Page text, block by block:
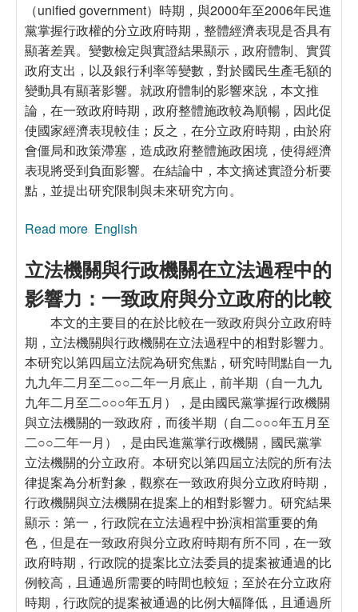
（unified government）時期，與2000年至2006年民進
黨掌握行政權的分立政府時期，整體經濟表現是否具有
顯著差異。變數檢定與實證結果顯示，政府體制、實質
政府支出，以及銀行利率等變數，對於國民生產毛額的
變動具有顯著影響。就政府體制的影響來說，本文推
論，在一致政府時期，政府整體施政較為順暢，因此促
使國家經濟表現較佳；反之，在分立政府時期，由於府
會僵局和政策滯塞，造成政府整體施政困境，使得經濟
表現將受到負面影響。在結論中，本文摘述實證分析要
點，並提出研究限制與未來研究方向。
Read more about 分立政府與經濟表現：1992年至2006年
English
立法機關與行政機關在立法過程中的
影響力：一致政府與分立政府的比較
本文的主要目的在於比較在一致政府與分立政府時
期，立法機關與行政機關在立法過程中的相對影響力。
本研究以第四屆立法院為研究焦點，研究時間點自一九
九九年二月至二○○二年一月底止，前半期（自一九九
九年二月至二○○○年五月），是由國民黨掌握行政機關
與立法機關的一致政府，而後半期（自二○○○年五月至
二○○二年一月），是由民進黨掌行政機關，國民黨掌
立法機關的分立政府。本研究以第四屆立法院的所有法
律提案為分析對象，觀察在一致政府與分立政府時期，
行政機關與立法機關在提案上的相對影響力。研究結果
顯示：第一，行政院在立法過程中扮演相當重要的角
色，但是在一致政府與分立政府時期有所不同，在一致
政府時期，行政院的提案比立法委員的提案被通過的比
例較高，且通過所需要的時間也較短；至於在分立政府
時期，行政院的提案被通過的比例大幅降低，且通過所